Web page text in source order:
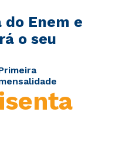
Enem e
o seu
isenta